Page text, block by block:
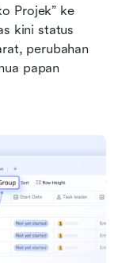
Projek” ke
kini status
perubahan
papan